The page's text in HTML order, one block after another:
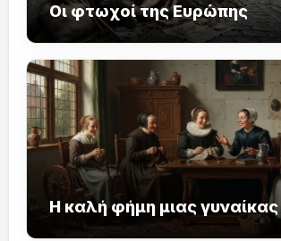
Οι φτωχοί της Ευρώπης
Η καλή φήμη μιας γυναίκας